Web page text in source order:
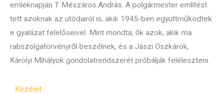
emléknapján T. Mészáros András. A polgármester említést
tett azoknak az utódairól is, akik 1945-ben együttműködtek
e gyalázat felelőseivel. Mint mondta, ők azok, akik ma
rabszolgatörvényről beszélnek, és a Jászi Oszkárok,
Károlyi Mihályok gondolatrendszerét próbálják feléleszteni.
Közélet